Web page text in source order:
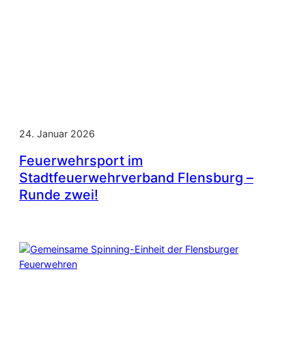
24. Januar 2026
Feuerwehrsport im
Stadtfeuerwehrverband Flensburg –
Runde zwei!